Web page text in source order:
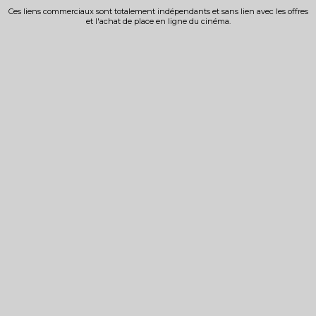
Ces liens commerciaux sont totalement indépendants et sans lien avec les offres
et l'achat de place en ligne du cinéma.